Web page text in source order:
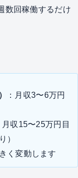
数回稼働するだけ
：月収3〜6万円
月収15〜25万円目
）
く変動します